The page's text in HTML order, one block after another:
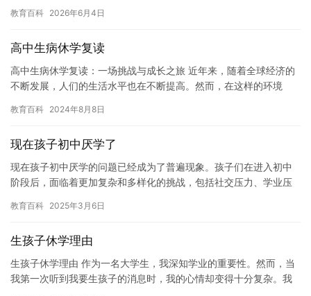
首…
教育百科 2026年6月4日
高中生病休学复读
高中生病休学复读：一场挑战与成长之旅 近年来，随着全球经济的
不断发展，人们的生活水平也在不断提高。然而，在这样的环境
避，而…
教育百科 2024年8月8日
现在孩子初中厌学了
现在孩子初中厌学的问题已经成为了普遍现象。孩子们在进入初中
阶段后，面临着更加复杂和多样化的挑战，包括社交压力、学业压
疲惫和…
教育百科 2025年3月6日
生孩子休学理由
生孩子休学理由 作为一名大学生，我深知学业的重要性。然而，当
我第一次听到我要生孩子的消息时，我的心情却变得十分复杂。我